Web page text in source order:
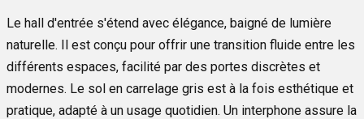
Le hall d'entrée s'étend avec élégance, baigné de lumière
naturelle. Il est conçu pour offrir une transition fluide entre les
différents espaces, facilité par des portes discrètes et
modernes. Le sol en carrelage gris est à la fois esthétique et
pratique, adapté à un usage quotidien. Un interphone assure la